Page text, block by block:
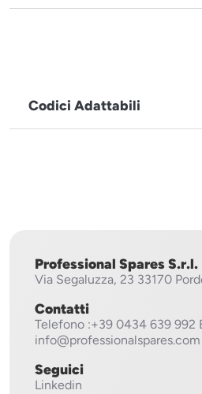
Codici Adattabili
Professional Spares S.r.l.
Via Segaluzza, 23 33170
Contatti
Telefono :+39 0434 639 992
info@professionalspares.com
Seguici
Linkedin